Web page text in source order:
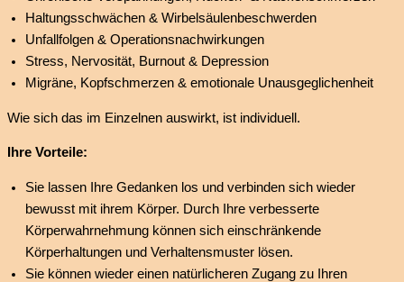
Haltungsschwächen & Wirbelsäulenbeschwerden
Unfallfolgen & Operationsnachwirkungen
Stress, Nervosität, Burnout & Depression
Migräne, Kopfschmerzen & emotionale Unausgeglichenheit
Wie sich das im Einzelnen auswirkt, ist individuell.
Ihre Vorteile:
Sie lassen Ihre Gedanken los und verbinden sich wieder
bewusst mit ihrem Körper. Durch Ihre verbesserte
Körperwahrnehmung können sich einschränkende
Körperhaltungen und Verhaltensmuster lösen.
Sie können wieder einen natürlicheren Zugang zu Ihren